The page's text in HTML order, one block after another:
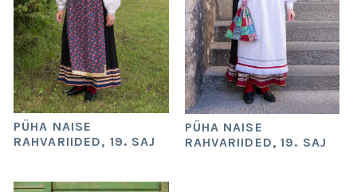
PÜHA NAISE
RAHVARIIDED, 19. SAJ
PÜHA NAISE
RAHVARIIDED, 19. SAJ